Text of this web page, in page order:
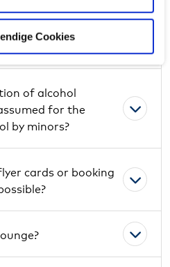
Werbung und
führen diese
haben oder die
zur Datenverarbeitung
who may receive and
Cookies
Lounge?
of alcohol
for the
by minors?
cards or booking